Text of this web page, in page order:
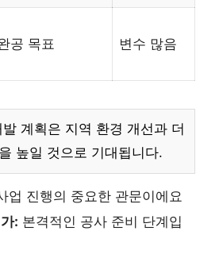
공 목표 변수 많음
계획은 지역 환경 개선과 더
높일 것으로 기대됩니다.
업 진행의 중요한 관문이에요
: 본격적인 공사 준비 단계입